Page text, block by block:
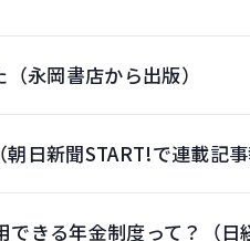
永岡書店から出版）
日新聞START!で連載記事
きる年金制度って？（日